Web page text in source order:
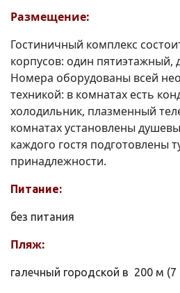
Размещение:
Гостиничный комплекс
корпусов: один пятиэтажный,
Номера оборудованы всей
техникой: в комнатах есть
холодильник, плазменный
комнатах установлены
каждого гостя подготовлены
принадлежности.
Питание:
без питания
Пляж:
галечный городской в 200 м